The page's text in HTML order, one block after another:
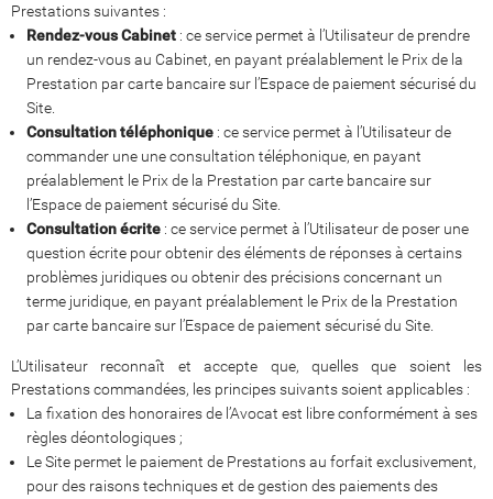
Prestations suivantes :
Rendez-vous Cabinet : ce service permet à l’Utilisateur de prendre
un rendez-vous au Cabinet, en payant préalablement le Prix de la
Prestation par carte bancaire sur l’Espace de paiement sécurisé du
Site.
Consultation téléphonique : ce service permet à l’Utilisateur de
commander une une consultation téléphonique, en payant
préalablement le Prix de la Prestation par carte bancaire sur
l’Espace de paiement sécurisé du Site.
Consultation écrite : ce service permet à l’Utilisateur de poser une
question écrite pour obtenir des éléments de réponses à certains
problèmes juridiques ou obtenir des précisions concernant un
terme juridique, en payant préalablement le Prix de la Prestation
par carte bancaire sur l’Espace de paiement sécurisé du Site.
L’Utilisateur reconnaît et accepte que, quelles que soient les
Prestations commandées, les principes suivants soient applicables :
La fixation des honoraires de l’Avocat est libre conformément à ses
règles déontologiques ;
Le Site permet le paiement de Prestations au forfait exclusivement,
pour des raisons techniques et de gestion des paiements des